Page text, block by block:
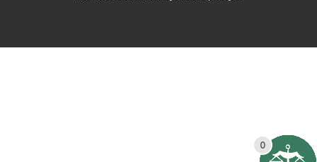
2
2
2
2
2
2
2
2
2
2
2
2
2
2
0